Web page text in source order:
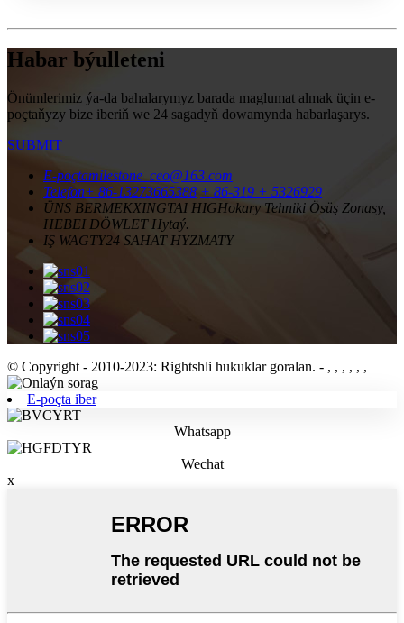
Habar býulleteni
Önümlerimiz ýa-da bahalarymyz barada maglumat almak üçin e-
poçtaňyzy bize iberiň we 24 sagadyň dowamynda habarlaşarys.
SUBMIT
E-poçtamilestone_ceo@163.com
Telefon+ 86-13273665388 + 86-319 + 5326929
ÜNS BERMEKXINGTAI HIGHokary Tehniki Ösüş Zonasy,
HEBEI DÖWLET Hytaý.
IŞ WAGTY24 SAHAT HYZMATY
© Copyright - 2010-2023: Rightshli hukuklar goralan. - , , , , , ,
E-poçta iber
Whatsapp
Wechat
x